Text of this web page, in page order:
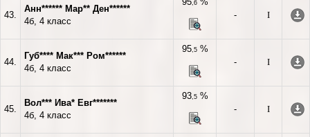
43.
Анн****** Мар** Ден******
4б, 4 класс
,6
-
I
44.
Губ**** Мак*** Ром******
4б, 4 класс
95,5%
-
I
45.
Вол*** Ива* Евг*******
4б, 4 класс
93,5%
-
I